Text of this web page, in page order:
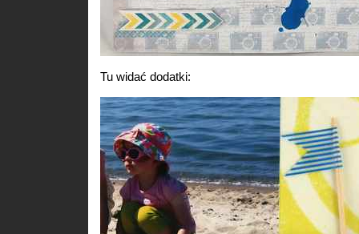
Tu widać dodatki: